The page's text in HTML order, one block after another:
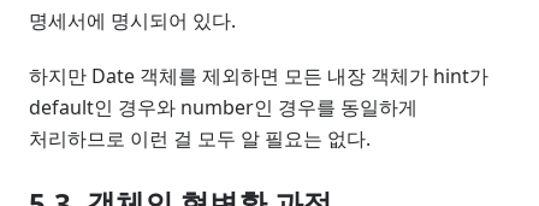
명세서에 명시되어 있다.
하지만 Date 객체를 제외하면 모든 내장 객체가 hint가
default인 경우와 number인 경우를 동일하게
처리하므로 이런 걸 모두 알 필요는 없다.